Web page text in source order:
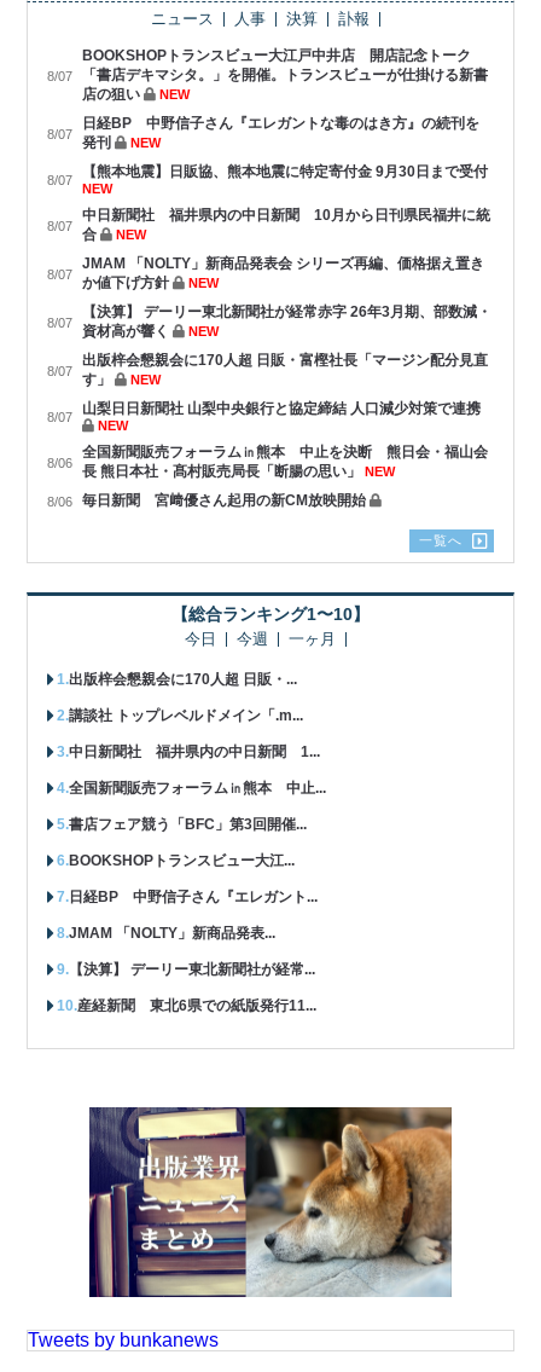
ニュース 人事 決算 訃報
8/07
BOOKSHOPトランスビュー大江戸中井店 開店記念トーク
「書店デキマシタ。」を開催。トランスビューが仕掛ける新書
店の狙い
NEW
8/07
日経BP 中野信子さん『エレガントな毒のはき方』の続刊を
発刊
NEW
8/07 【熊本地震】日販協、熊本地震に特定寄付金 9月30日まで受付
NEW
8/07
中日新聞社 福井県内の中日新聞 10月から日刊県民福井に統
合
NEW
8/07
JMAM 「NOLTY」新商品発表会 シリーズ再編、価格据え置き
か値下げ方針
NEW
8/07
【決算】 デーリー東北新聞社が経常赤字 26年3月期、部数減・
資材高が響く
NEW
8/07
出版梓会懇親会に170人超 日販・富樫社長「マージン配分見直
す」
NEW
8/07 山梨日日新聞社 山梨中央銀行と協定締結 人口減少対策で連携
NEW
8/06
全国新聞販売フォーラム㏌熊本 中止を決断 熊日会・福山会
長 熊日本社・髙村販売局長「断腸の思い」
NEW
8/06 毎日新聞 宮﨑優さん起用の新CM放映開始
一覧へ
【総合ランキング1〜10】
今日 今週 一ヶ月
出版梓会懇親会に170人超 日販・...
講談社 トップレベルドメイン「.m...
中日新聞社 福井県内の中日新聞 1...
全国新聞販売フォーラム㏌熊本 中止...
書店フェア競う「BFC」第3回開催...
BOOKSHOPトランスビュー大江...
日経BP 中野信子さん『エレガント...
JMAM 「NOLTY」新商品発表...
【決算】 デーリー東北新聞社が経常...
産経新聞 東北6県での紙版発行11...
Tweets by bunkanews